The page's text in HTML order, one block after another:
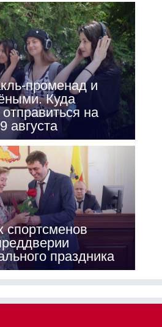
променад и
Куда
на
августа
спортсменов
праздника